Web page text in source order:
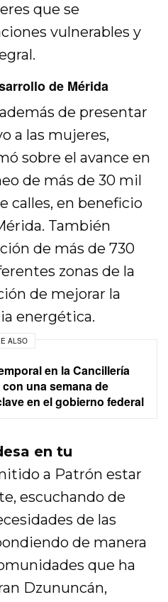
que se
vulnerables y
de Mérida
de presentar
a las mujeres,
sobre el avance en
de más de 30 mil
calles, en beneficio
También
de más de 730
zonas de la
de mejorar la
energética.
ALSO
en la Cancillería
una semana de
en el gobierno federal
en tu
a Patrón estar
escuchando de
de las
de manera
que ha
Dzununcán,